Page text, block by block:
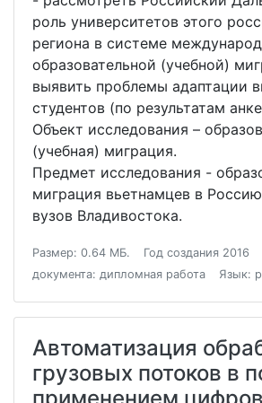
роль университетов этого
региона в системе
образовательной (учебной)
выявить проблемы адаптации
студентов (по результатам
Объект исследования –
(учебная) миграция.
Предмет исследования -
миграция вьетнамцев в
вузов Владивостока.
Размер: 0.64 МБ. Год создания 2016
документа: дипломная работа
Язык:
Автоматизация
грузовых потоков в